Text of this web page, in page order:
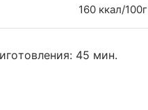
160 ккал/100г
45 мин.